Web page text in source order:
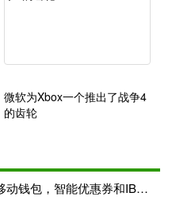
微软为Xbox一个推出了战争4
的齿轮
移动钱包，智能优惠券和IBeacons：Verve Mobile获得FoSbury